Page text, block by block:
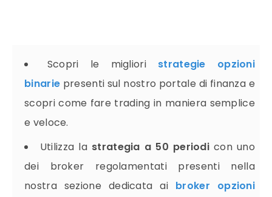
Scopri le migliori strategie opzioni
binarie presenti sul nostro portale di finanza e
scopri come fare trading in maniera semplice
e veloce.
Utilizza la strategia a 50 periodicon uno
dei broker regolamentati presenti nella
nostra sezione dedicata ai broker opzioni